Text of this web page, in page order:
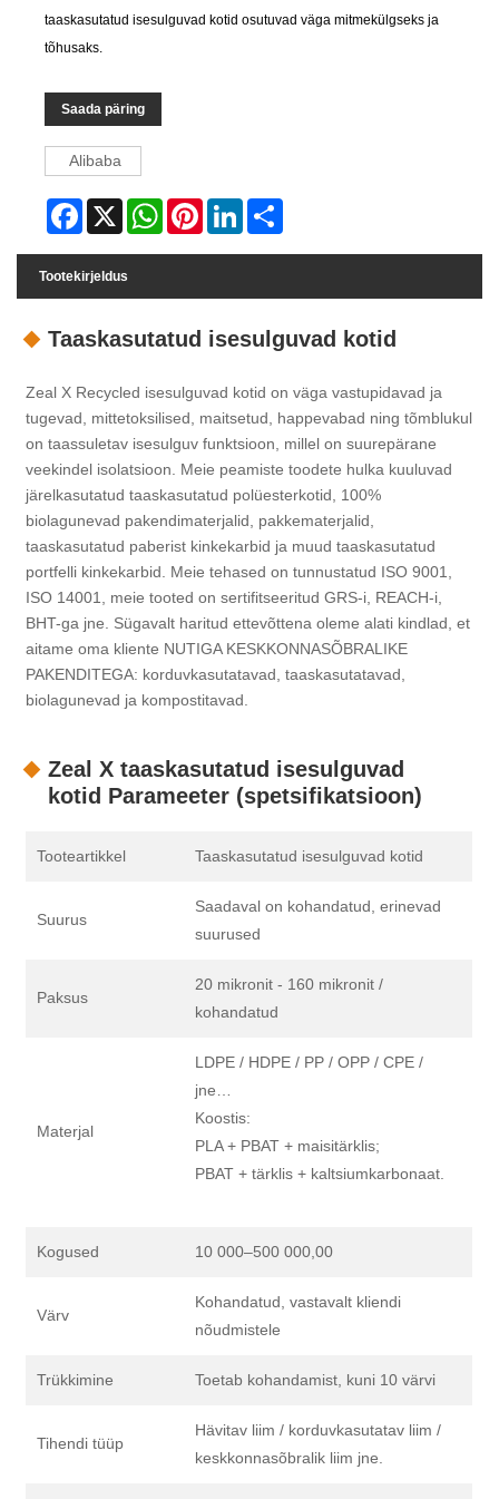
taaskasutatud isesulguvad kotid osutuvad väga mitmekülgseks ja
tõhusaks.
Saada päring
Alibaba
Facebook
X WhatsAppPinterestLinkedIn
Tootekirjeldus
Taaskasutatud isesulguvad kotid
Zeal X Recycled isesulguvad kotid on väga vastupidavad ja
tugevad, mittetoksilised, maitsetud, happevabad ning tõmblukul
on taassuletav isesulguv funktsioon, millel on suurepärane
veekindel isolatsioon. Meie peamiste toodete hulka kuuluvad
järelkasutatud taaskasutatud polüesterkotid, 100%
biolagunevad pakendimaterjalid, pakkematerjalid,
taaskasutatud paberist kinkekarbid ja muud taaskasutatud
portfelli kinkekarbid. Meie tehased on tunnustatud ISO 9001,
ISO 14001, meie tooted on sertifitseeritud GRS-i, REACH-i,
BHT-ga jne. Sügavalt haritud ettevõttena oleme alati kindlad, et
aitame oma kliente NUTIGA KESKKONNASÕBRALIKE
PAKENDITEGA: korduvkasutatavad, taaskasutatavad,
biolagunevad ja kompostitavad.
Zeal X taaskasutatud isesulguvad
kotid Parameeter (spetsifikatsioon)
Tooteartikkel Taaskasutatud isesulguvad kotid
Suurus
Saadaval on kohandatud, erinevad
suurused
Paksus
20 mikronit - 160 mikronit /
kohandatud
Materjal
LDPE / HDPE / PP / OPP / CPE /
jne…
Koostis:
PLA + PBAT + maisitärklis;
PBAT + tärklis + kaltsiumkarbonaat.
Kogused 10 000–500 000,00
Värv
Kohandatud, vastavalt kliendi
nõudmistele
Trükkimine Toetab kohandamist, kuni 10 värvi
Tihendi tüüp
Hävitav liim / korduvkasutatav liim /
keskkonnasõbralik liim jne.